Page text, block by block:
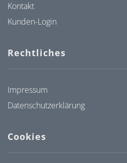
Kontakt
Kunden-Login
Rechtliches
Impressum
Datenschutzerklärung
Cookies